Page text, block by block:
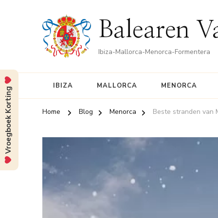
Balearen
Ibiza-Mallorca-Menorca-Formentera
IBIZA MALLORCA MENORCA
Home Blog Menorca Beste stranden van
Vroegboek Korting